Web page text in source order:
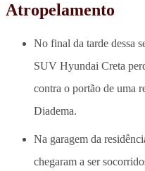
Atropelamento
No final da tarde dessa
SUV Hyundai Creta
contra o portão de uma
Diadema.
Na garagem da
chegaram a ser